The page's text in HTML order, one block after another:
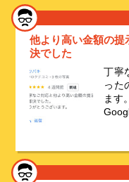
他より高い金額の提
決でした
丁寧
った
ます。